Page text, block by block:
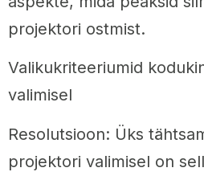
projektori ostmist.
Valikukriteeriumid
valimisel
Resolutsioon: Üks
projektori valimisel on